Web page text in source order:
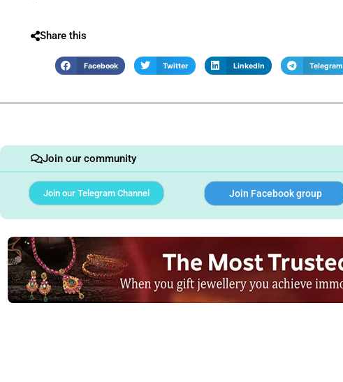
Share this
Facebook Twitter LinkedIn Telegram
Join our community
Join our Telegram Channel Join Facebook group